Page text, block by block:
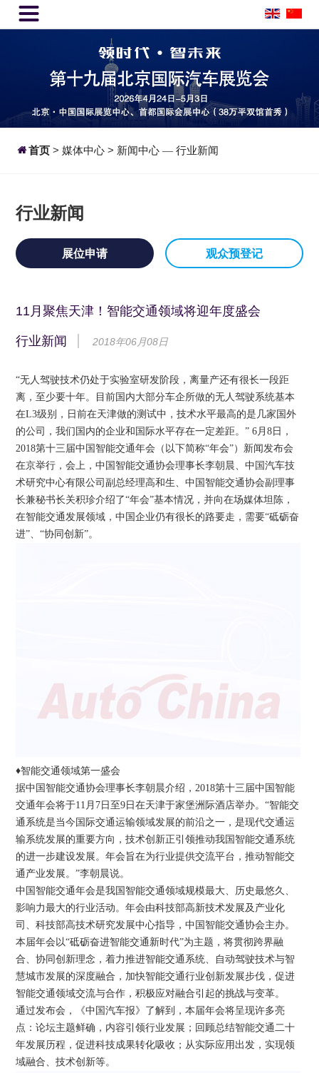

首页 > 媒体中心 > 新闻中心 —行业新闻
行业新闻
展位申请 观众预登记
11月聚焦天津！智能交通领域将迎年度盛会
行业新闻 2018年06月08日
“无人驾驶技术仍处于实验室研发阶段，离量产还有很长一段距
离，至少要十年。目前国内大部分车企所做的无人驾驶系统基本
在L3级别，日前在天津做的测试中，技术水平最高的是几家国外
的公司，我们国内的企业和国际水平存在一定差距。” 6月8日，
2018第十三届中国智能交通年会（以下简称“年会”）新闻发布会
在京举行，会上，中国智能交通协会理事长李朝晨、中国汽车技
术研究中心有限公司副总经理高和生、中国智能交通协会副理事
长兼秘书长关积珍介绍了“年会”基本情况，并向在场媒体坦陈，
在智能交通发展领域，中国企业仍有很长的路要走，需要“砥砺奋
进”、“协同创新”。
♦智能交通领域第一盛会
据中国智能交通协会理事长李朝晨介绍，2018第十三届中国智能
交通年会将于11月7日至9日在天津于家堡洲际酒店举办。“智能交
通系统是当今国际交通运输领域发展的前沿之一，是现代交通运
输系统发展的重要方向，技术创新正引领推动我国智能交通系统
的进一步建设发展。年会旨在为行业提供交流平台，推动智能交
通产业发展。”李朝晨说。
中国智能交通年会是我国智能交通领域规模最大、历史最悠久、
影响力最大的行业活动。年会由科技部高新技术发展及产业化
司、科技部高技术研究发展中心指导，中国智能交通协会主办。
本届年会以“砥砺奋进智能交通新时代”为主题，将贯彻跨界融
合、协同创新理念，着力推进智能交通系统、自动驾驶技术与智
慧城市发展的深度融合，加快智能交通行业创新发展步伐，促进
智能交通领域交流与合作，积极应对融合引起的挑战与变革。
通过发布会，《中国汽车报》了解到，本届年会将呈现许多亮
点：论坛主题鲜确，内容引领行业发展；回顾总结智能交通二十
年发展历程，促进科技成果转化吸收；从实际应用出发，实现领
域融合、技术创新等。